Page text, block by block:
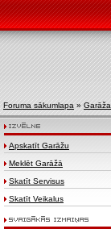
Foruma sākumlapa » Garāža
Apskatīt Garāžu
Meklēt Garāžā
Skatīt Servisus
Skatīt Veikalus